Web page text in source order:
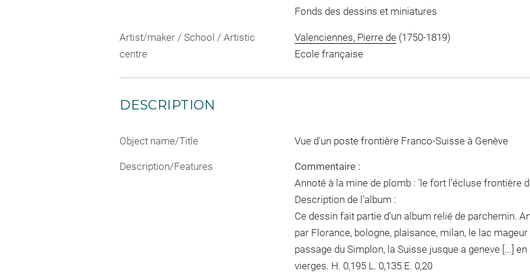
Fonds des dessins et miniatures
Artist/maker / School / Artistic
centre
Valenciennes, Pierre de(1750-1819)
Ecole française
DESCRIPTION
Object name/Title Vue d'un poste frontière Franco-Suisse à Genève
Description/Features
Commentaire :
Annoté à la mine de plomb : 'le fort l'écluse frontière
Description de l'album :
Ce dessin fait partie d'un album relié de parchemin.
par Florance, bologne, plaisance, milan, le lac
passage du Simplon, la Suisse jusque a geneve [...]
vierges. H. 0,195 L. 0,135 E. 0,20